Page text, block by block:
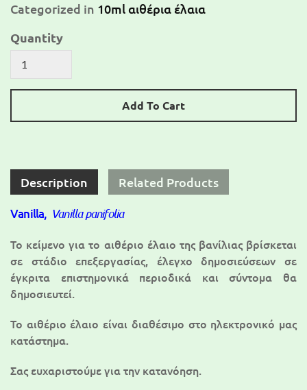
Categorized in 10ml αιθέρια έλαια
Quantity
Add To Cart
Description
Related Products
Vanilla, Vanilla panifolia
Το κείμενο για τo αιθέριο έλαιο της βανίλιας βρίσκεται
σε στάδιο επεξεργασίας, έλεγχο δημοσιεύσεων σε
έγκριτα επιστημονικά περιοδικά και σύντομα θα
δημοσιευτεί.
To αιθέριο έλαιο είναι διαθέσιμο στο ηλεκτρονικό μας
κατάστημα.
Σας ευχαριστούμε για την κατανόηση.